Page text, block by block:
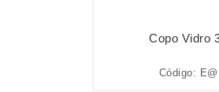
Copo Vidro
Código: